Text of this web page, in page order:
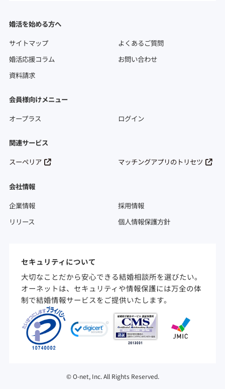
婚活を始める方へ
サイトマップ
よくあるご質問
婚活応援コラム
お問い合わせ
資料請求
会員様向けメニュー
オープラス
ログイン
関連サービス
スーペリア
マッチングアプリのトリセツ
会社情報
企業情報
採用情報
リリース
個人情報保護方針
セキュリティについて
大切なことだから安心できる結婚相談所を選びたい。
オーネットは、セキュリティや情報保護には万全の体
制で結婚情報サービスをご提供いたします。
©O-net, Inc. All Rights Reserved.